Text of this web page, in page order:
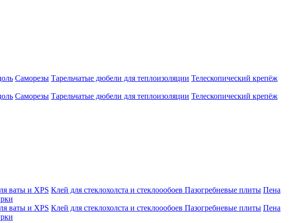
Саморезы Тарельчатые дюбели для теплоизоляции Телескопический крепёж
Саморезы Тарельчатые дюбели для теплоизоляции Телескопический крепёж
ваты и XPS Клей для стеклохолста и стеклоообоев Пазогребневые плиты Пена
ваты и XPS Клей для стеклохолста и стеклоообоев Пазогребневые плиты Пена